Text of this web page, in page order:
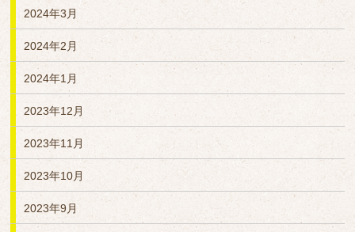
2024年3月
2024年2月
2024年1月
2023年12月
2023年11月
2023年10月
2023年9月